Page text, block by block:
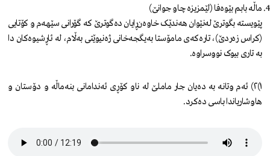
ماڵە بابم بێوەفا (لێمزیزە چاو جوانێ)
پێویستە بگوترێ لەنێوان هەندێک خاوەن‌ڕایان دەگوترێ کە گۆرانی سێهەم و کۆتایی
(کراس زەردێ)، تارەکەی مامۆستا بەیگجەخانی‌ ژەنیوێتی بەڵام، لە ئاڕشیوەکان دا
بە تاری بیوک نووسراوە.
١)٢) ئەم وتانە بە دەیان جار ماملێ لە ناو کۆڕی ئەندامانی بنەماڵە و دۆستان و
هاوشاریاندا باسی دەکرد.